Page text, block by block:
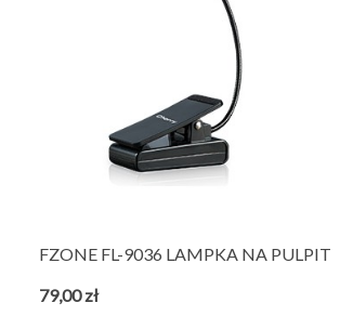
FZONE FL-9036 LAMPKA NA PULPIT
79,00 zł